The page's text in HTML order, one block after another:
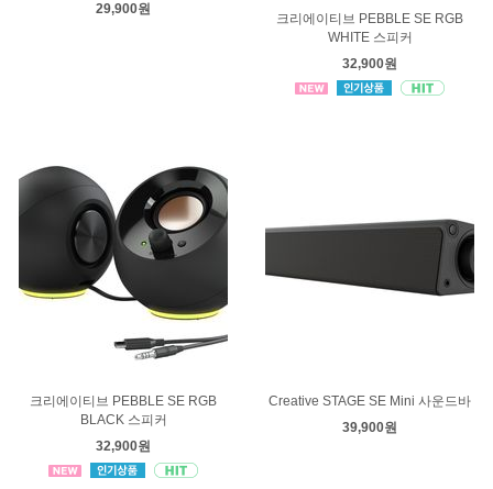
29,900원
크리에이티브 PEBBLE SE RGB
WHITE 스피커
32,900원
크리에이티브 PEBBLE SE RGB
BLACK 스피커
32,900원
Creative STAGE SE Mini 사운드바
39,900원